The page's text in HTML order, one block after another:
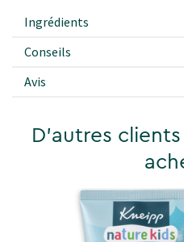
Ingrédients
Conseils
Avis
D'autres